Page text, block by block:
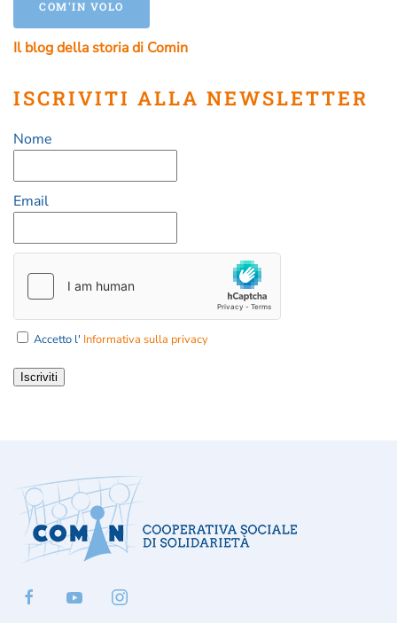
COM'IN VOLO
Il blog della storia di Comin
ISCRIVITI ALLA NEWSLETTER
Nome
Email
Accetto l' Informativa sulla privacy
Iscriviti